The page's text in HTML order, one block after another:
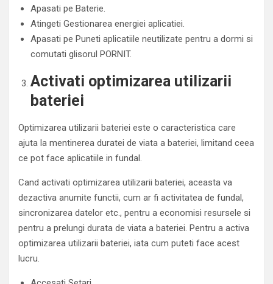
Apasati pe Baterie.
Atingeti Gestionarea energiei aplicatiei.
Apasati pe Puneti aplicatiile neutilizate pentru a dormi si
comutati glisorul PORNIT.
Activati optimizarea utilizarii
bateriei
Optimizarea utilizarii bateriei este o caracteristica care
ajuta la mentinerea duratei de viata a bateriei, limitand ceea
ce pot face aplicatiile in fundal.
Cand activati optimizarea utilizarii bateriei, aceasta va
dezactiva anumite functii, cum ar fi activitatea de fundal,
sincronizarea datelor etc., pentru a economisi resursele si
pentru a prelungi durata de viata a bateriei. Pentru a activa
optimizarea utilizarii bateriei, iata cum puteti face acest
lucru.